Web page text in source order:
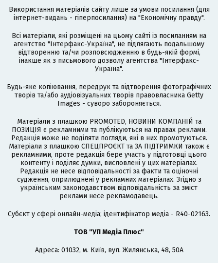
Використання матеріалів сайту лише за умови посилання (для
інтернет-видань - гіперпосилання) на "Економічну правду".
Всі матеріали, які розміщені на цьому сайті із посиланням на
агентство "Інтерфакс-Україна", не підлягають подальшому
відтворенню та/чи розповсюдженню в будь-якій формі,
інакше як з письмового дозволу агентства "Інтерфакс-
Україна".
Будь-яке копіювання, передрук та відтворення фотографічних
творів та/або аудіовізуальних творів правовласника Getty
Images - суворо забороняється.
Матеріали з плашкою PROMOTED, НОВИНИ КОМПАНІЙ та
ПОЗИЦІЯ є рекламними та публікуються на правах реклами.
Редакція може не поділяти погляди, які в них промотуються.
Матеріали з плашкою СПЕЦПРОЄКТ та ЗА ПІДТРИМКИ також є
рекламними, проте редакція бере участь у підготовці цього
контенту і поділяє думки, висловлені у цих матеріалах.
Редакція не несе відповідальності за факти та оціночні
судження, оприлюднені у рекламних матеріалах. Згідно з
українським законодавством відповідальність за зміст
реклами несе рекламодавець.
Cубєкт у сфері онлайн-медіа; ідентифікатор медіа - R40-02163.
ТОВ "УП Медіа Плюс"
Адреса: 01032, м. Київ, вул. Жилянська, 48, 50А